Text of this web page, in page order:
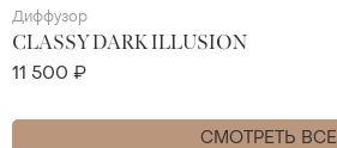
Диффузор
CLASSY DARK ILLUSION
11 500 ₽
СМОТРЕТЬ ВСЕ